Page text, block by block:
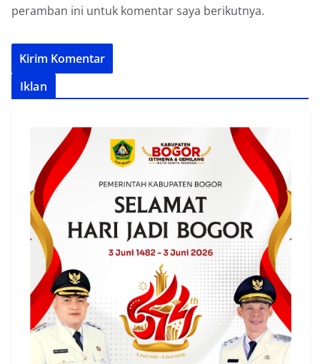
peramban ini untuk komentar saya berikutnya.
Iklan